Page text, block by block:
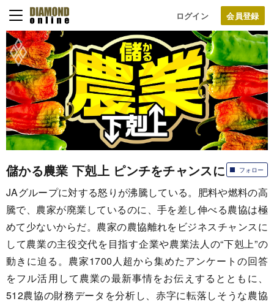
ログイン
フォロー
儲かる農業 下剋上 ピンチをチャンスに
JAグループに対する怒りが沸騰している。肥料や燃料の高
騰で、農家が廃業しているのに、手を差し伸べる農協は極
めて少ないからだ。農家の農協離れをビジネスチャンスに
して農業の主役交代を目指す企業や農業法人の“下剋上”の
動きに迫る。農家1700人超から集めたアンケートの回答
をフル活用して農業の最新事情をお伝えするとともに、
512農協の財務データを分析し、赤字に転落しそうな農協